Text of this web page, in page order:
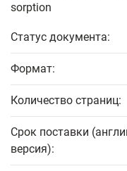
sorption
Статус документа:
Формат:
Количество страниц:
Срок поставки
версия):